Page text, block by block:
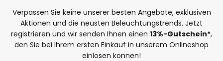
Verpassen Sie keine unserer besten Angebote, exklusiven
Aktionen und die neusten Beleuchtungstrends. Jetzt
registrieren und wir senden Ihnen einen 13%-Gutschein*,
den Sie bei Ihrem ersten Einkauf in unserem Onlineshop
einlösen können!